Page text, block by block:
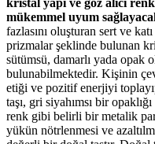
mükemmel uyum
fazlasını oluşturan sert ve
prizmalar şeklinde bulunan
sütümsü, damarlı yada
bulunabilmektedir. Kişinin
etiği ve pozitif enerjiyi
taşı, gri siyahımsı bir
renk gibi belirli bir metalik
yükün nötrlenmesi ve